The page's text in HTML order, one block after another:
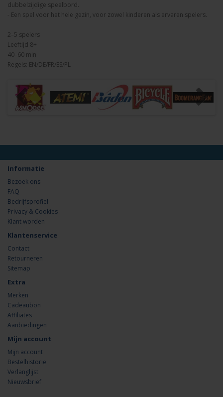
dubbelzijdige speelbord.
- Een spel voor het hele gezin, voor zowel kinderen als ervaren spelers.
2–5 spelers
Leeftijd 8+
40–60 min
Regels: EN/DE/FR/ES/PL
Informatie
Bezoek ons
FAQ
Bedrijfsprofiel
Privacy & Cookies
Klant worden
Klantenservice
Contact
Retourneren
Sitemap
Extra
Merken
Cadeaubon
Affiliates
Aanbiedingen
Mijn account
Mijn account
Bestelhistorie
Verlanglijst
Nieuwsbrief